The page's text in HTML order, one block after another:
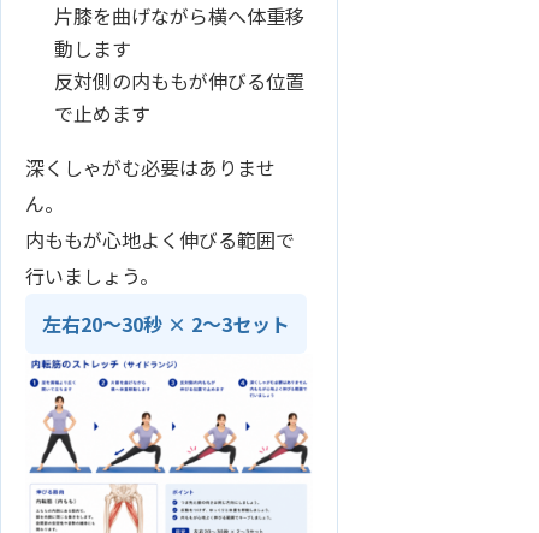
片膝を曲げながら横へ体重移
動します
反対側の内ももが伸びる位置
で止めます
深くしゃがむ必要はありませ
ん。
内ももが心地よく伸びる範囲で
行いましょう。
左右20〜30秒 × 2〜3セット